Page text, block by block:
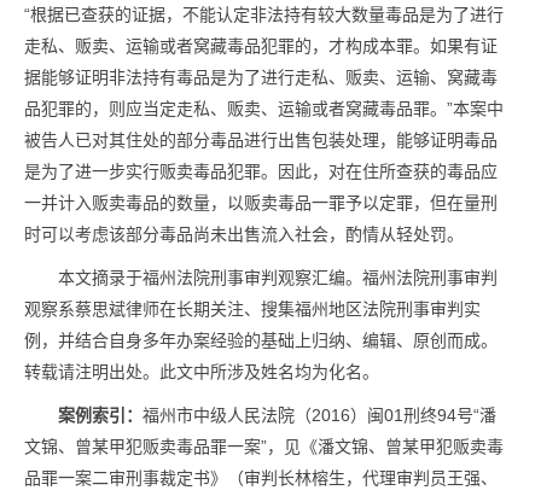
“根据已查获的证据，不能认定非法持有较大数量毒品是为了进行
走私、贩卖、运输或者窝藏毒品犯罪的，才构成本罪。如果有证
据能够证明非法持有毒品是为了进行走私、贩卖、运输、窝藏毒
品犯罪的，则应当定走私、贩卖、运输或者窝藏毒品罪。”本案中
被告人已对其住处的部分毒品进行出售包装处理，能够证明毒品
是为了进一步实行贩卖毒品犯罪。因此，对在住所查获的毒品应
一并计入贩卖毒品的数量，以贩卖毒品一罪予以定罪，但在量刑
时可以考虑该部分毒品尚未出售流入社会，酌情从轻处罚。
本文摘录于福州法院刑事审判观察汇编。福州法院刑事审判
观察系蔡思斌律师在长期关注、搜集福州地区法院刑事审判实
例，并结合自身多年办案经验的基础上归纳、编辑、原创而成。
转载请注明出处。此文中所涉及姓名均为化名。
案例索引： 福州市中级人民法院（2016）闽01刑终94号“潘
文锦、曾某甲犯贩卖毒品罪一案”，见《潘文锦、曾某甲犯贩卖毒
品罪一案二审刑事裁定书》（审判长林榕生，代理审判员王强、